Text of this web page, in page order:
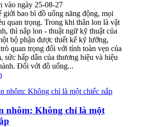
vào ngày 25-08-27
giới bao bì đồ uống năng động, mọi
quan trọng. Trong khi thân lon là vật
thì nắp lon - thuật ngữ kỹ thuật của
bộ phận được thiết kế kỹ lưỡng,
quan trọng đối với tính toàn vẹn của
sức hấp dẫn của thương hiệu và hiệu
Đối với đồ uống...
nhôm: Không chỉ là một